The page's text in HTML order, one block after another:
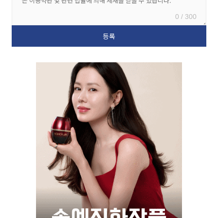
0 / 300